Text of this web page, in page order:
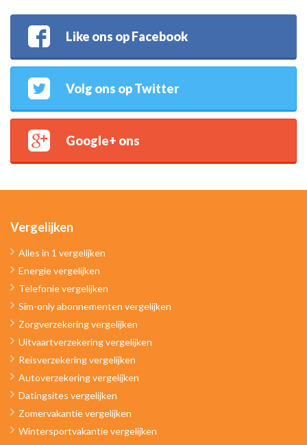
Like ons op Facebook
Volg ons op Twitter
Google+ ons
Vergelijken
Alles in 1 vergelijken
Energie vergelijken
Telefonie vergelijken
Sim-only abonnementen vergelijken
Zorgverzekering vergelijken
Uitvaartverzekering vergelijken
Reisverzekering vergelijken
Autoverzekering vergelijken
Datingsites vergelijken
Zomervakantie vergelijken
Wintersportvakantie vergelijken